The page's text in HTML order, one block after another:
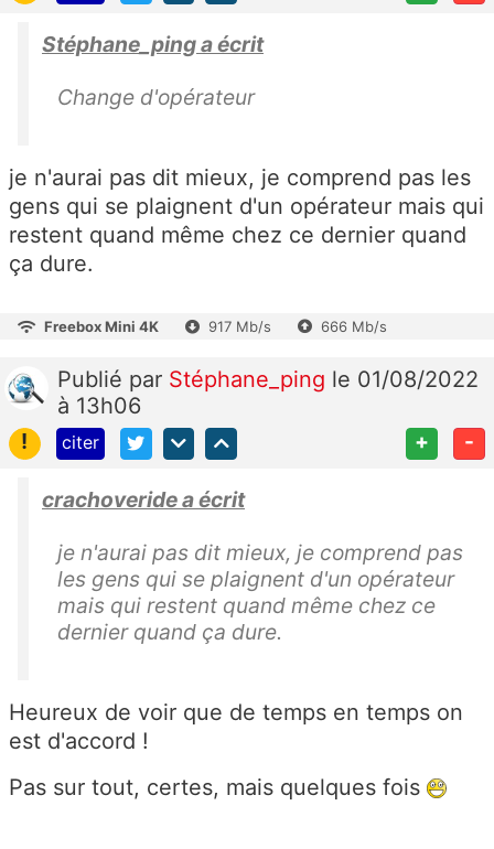
Stéphane_ping a écrit
Change d'opérateur
je n'aurai pas dit mieux, je comprend pas les
gens qui se plaignent d'un opérateur mais qui
restent quand même chez ce dernier quand
ça dure.
Freebox Mini 4K 917 Mb/s 666 Mb/s
Publié par Stéphane_ping le 01/08/2022
à 13h06
!
citer + -
crachoveride a écrit
je n'aurai pas dit mieux, je comprend pas
les gens qui se plaignent d'un opérateur
mais qui restent quand même chez ce
dernier quand ça dure.
Heureux de voir que de temps en temps on
est d'accord !
Pas sur tout, certes, mais quelques fois